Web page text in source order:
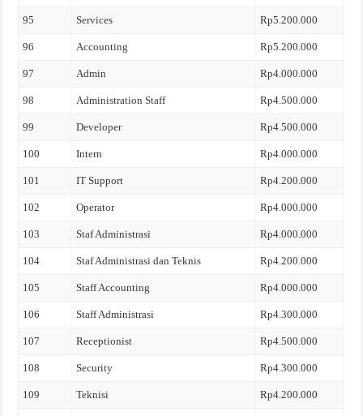
95 Services Rp5.200.000
96 Accounting Rp5.200.000
97 Admin Rp4.000.000
98 Administration Staff Rp4.500.000
99 Developer Rp4.500.000
100 Intern Rp4.000.000
101 IT Support Rp4.200.000
102 Operator Rp4.000.000
103 Staf Administrasi Rp4.000.000
104 Staf Administrasi dan Teknis Rp4.200.000
105 Staff Accounting Rp4.000.000
106 Staff Administrasi Rp4.300.000
107 Receptionist Rp4.500.000
108 Security Rp4.300.000
109 Teknisi Rp4.200.000